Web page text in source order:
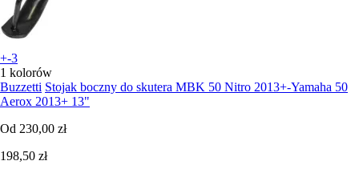
+-3
1 kolorów
Buzzetti Stojak boczny do skutera MBK 50 Nitro 2013+-Yamaha 50
Aerox 2013+ 13"
Od 230,00 zł
198,50 zł